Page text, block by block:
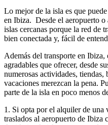
Lo mejor de la isla es que
en Ibiza. Desde el aeropuerto o
islas cercanas porque la red de
bien conectada y, fácil de
Además del transporte en Ibiza,
agradables que ofrecer, desde
numerosas actividades, tiendas,
vacaciones merezcan la pena.
parte de la isla en poco menos
1. Si opta por el alquiler de
traslados al aeropuerto de Ibiza